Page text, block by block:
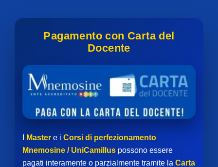
Pagamento con Carta del
Docente
Master e i Corsi di perfezionamento
Mnemosine / UniCamillus possono essere
pagati interamente o parzialmente tramite la Carta